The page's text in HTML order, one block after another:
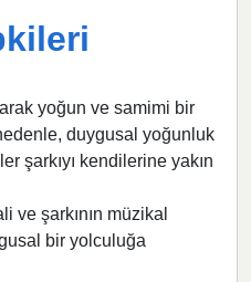
yoğun ve samimi bir
duygusal yoğunluk
şarkıyı kendilerine yakın
ve şarkının müzikal
bir yolculuğa